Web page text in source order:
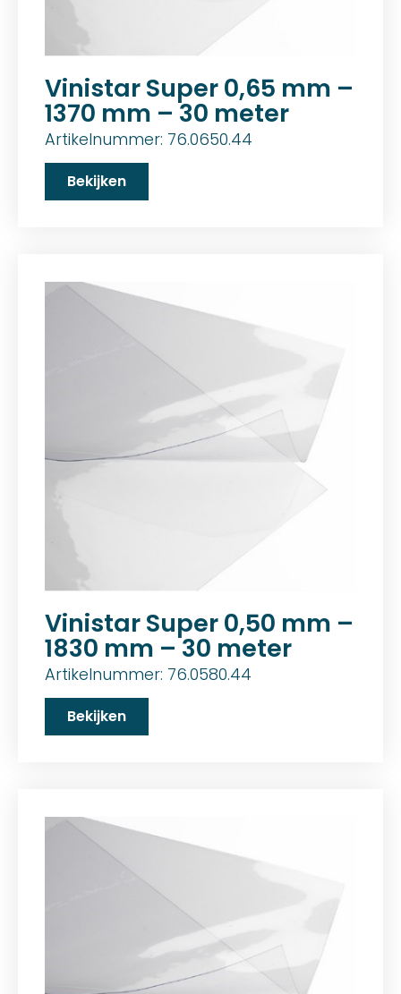
Vinistar Super 0,65 mm –
1370 mm – 30 meter
Artikelnummer: 76.0650.44
Bekijken
Vinistar Super 0,50 mm –
1830 mm – 30 meter
Artikelnummer: 76.0580.44
Bekijken